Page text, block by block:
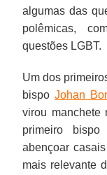
algumas das
polêmicas,
questões LGBT.
Um dos
bispoJohan
virou manchete
primeiro
abençoar
mais relevante